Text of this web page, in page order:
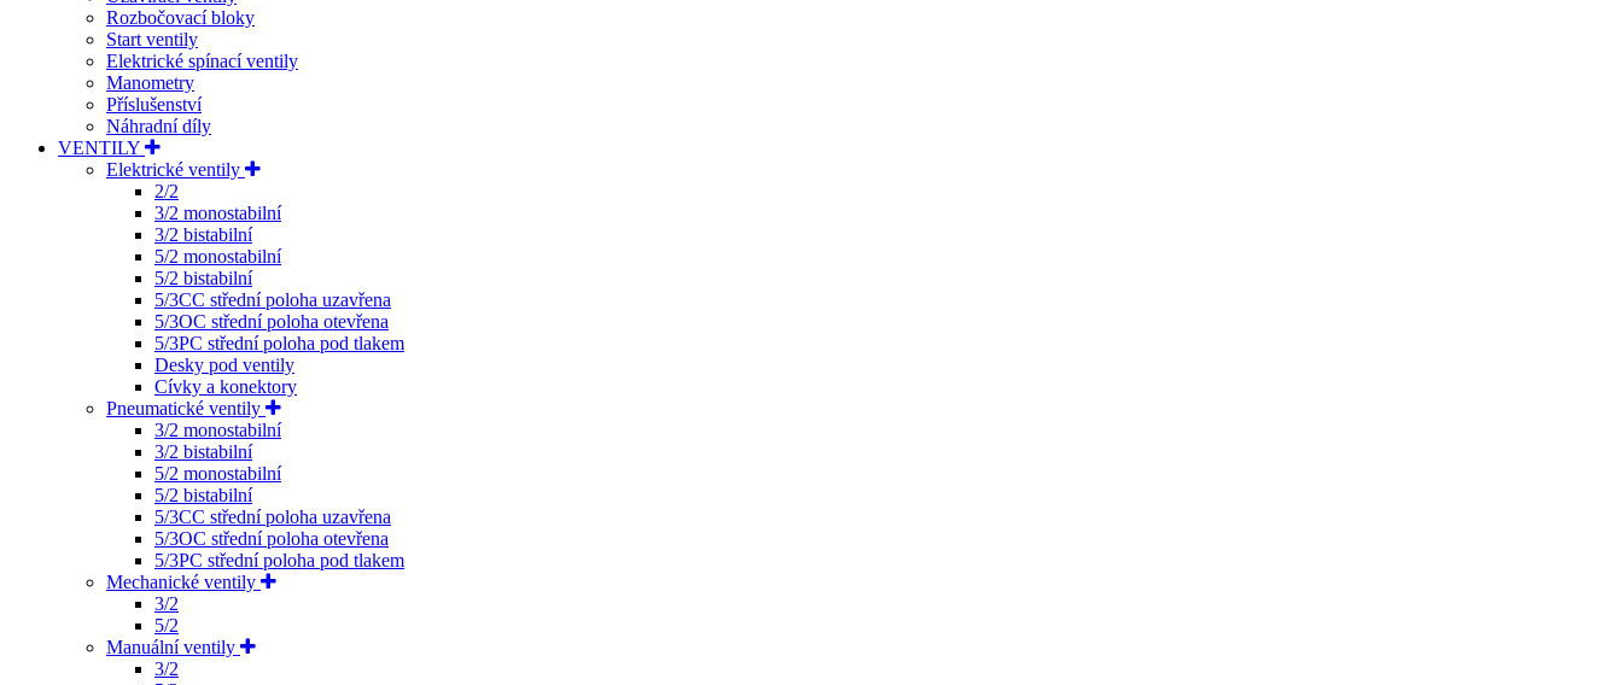
Rozbočovací bloky
Start ventily
Elektrické spínací ventily
Manometry
Příslušenství
Náhradní díly
VENTILY
Elektrické ventily
2/2
3/2 monostabilní
3/2 bistabilní
5/2 monostabilní
5/2 bistabilní
5/3CC střední poloha uzavřena
5/3OC střední poloha otevřena
5/3PC střední poloha pod tlakem
Desky pod ventily
Cívky a konektory
Pneumatické ventily
3/2 monostabilní
3/2 bistabilní
5/2 monostabilní
5/2 bistabilní
5/3CC střední poloha uzavřena
5/3OC střední poloha otevřena
5/3PC střední poloha pod tlakem
Mechanické ventily
3/2
5/2
Manuální ventily
3/2